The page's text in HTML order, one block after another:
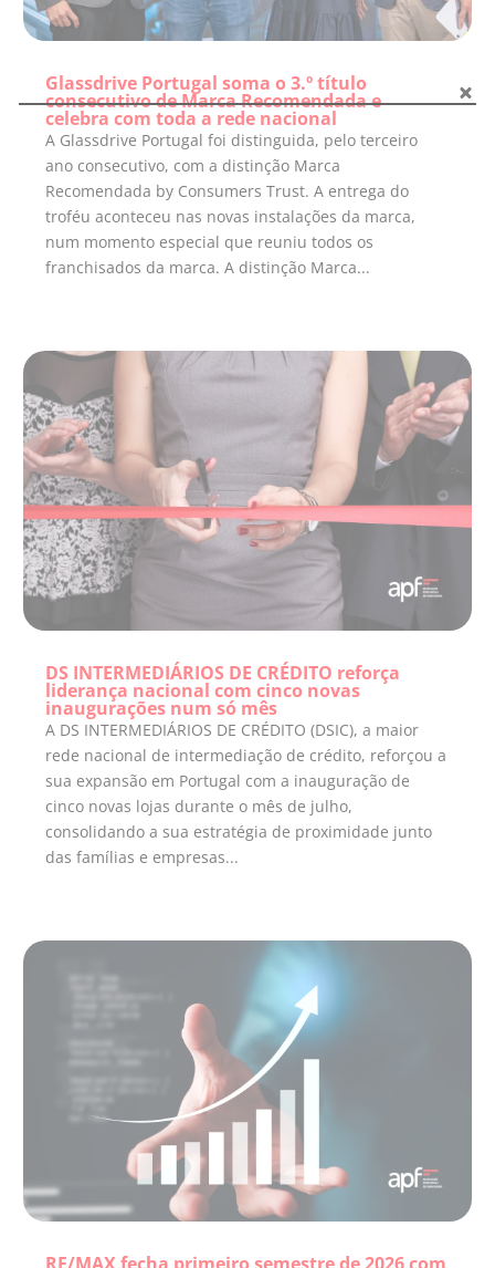
Glassdrive Portugal soma o 3.º título
consecutivo de Marca Recomendada e
celebra com toda a rede nacional
A Glassdrive Portugal foi distinguida, pelo terceiro
ano consecutivo, com a distinção Marca
Recomendada by Consumers Trust. A entrega do
troféu aconteceu nas novas instalações da marca,
num momento especial que reuniu todos os
franchisados da marca. A distinção Marca...
DS INTERMEDIÁRIOS DE CRÉDITO reforça
liderança nacional com cinco novas
inaugurações num só mês
A DS INTERMEDIÁRIOS DE CRÉDITO (DSIC), a maior
rede nacional de intermediação de crédito, reforçou a
sua expansão em Portugal com a inauguração de
cinco novas lojas durante o mês de julho,
consolidando a sua estratégia de proximidade junto
das famílias e empresas...